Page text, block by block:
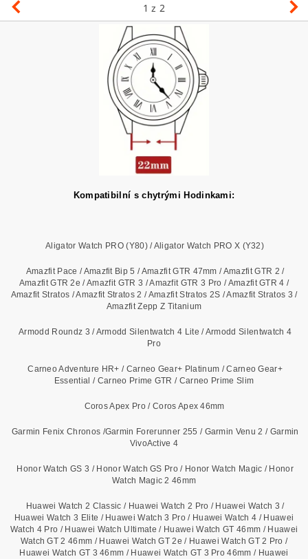
1 z 2
Kompatibilní s chytrými Hodinkami:
Aligator Watch PRO (Y80) / Aligator Watch PRO X (Y32)
Amazfit Pace / Amazfit Bip 5 / Amazfit GTR 47mm / Amazfit GTR 2 /
Amazfit GTR 2e / Amazfit GTR 3 / Amazfit GTR 3 Pro / Amazfit GTR 4 /
Amazfit Stratos / Amazfit Stratos 2 / Amazfit Stratos 2S / Amazfit Stratos 3 /
Amazfit Zepp Z Titanium
Armodd Roundz 3 / Armodd Silentwatch 4 Lite / Armodd Silentwatch 4
Pro
Carneo Adventure HR+ / Carneo Gear+ Platinum / Carneo Gear+
Essential / Carneo Prime GTR / Carneo Prime Slim
Coros Apex Pro / Coros Apex 46mm
Garmin Fenix Chronos /Garmin Forerunner 255 / Garmin Venu 2 / Garmin
VivoActive 4
Honor Watch GS 3 / Honor Watch GS Pro / Honor Watch Magic / Honor
Watch Magic 2 46mm
Huawei Watch 2 Classic / Huawei Watch 2 Pro / Huawei Watch 3 /
Huawei Watch 3 Elite / Huawei Watch 3 Pro / Huawei Watch 4 / Huawei
Watch 4 Pro / Huawei Watch Ultimate / Huawei Watch GT 46mm / Huawei
Watch GT 2 46mm / Huawei Watch GT 2e / Huawei Watch GT 2 Pro /
Huawei Watch GT 3 46mm / Huawei Watch GT 3 Pro 46mm / Huawei